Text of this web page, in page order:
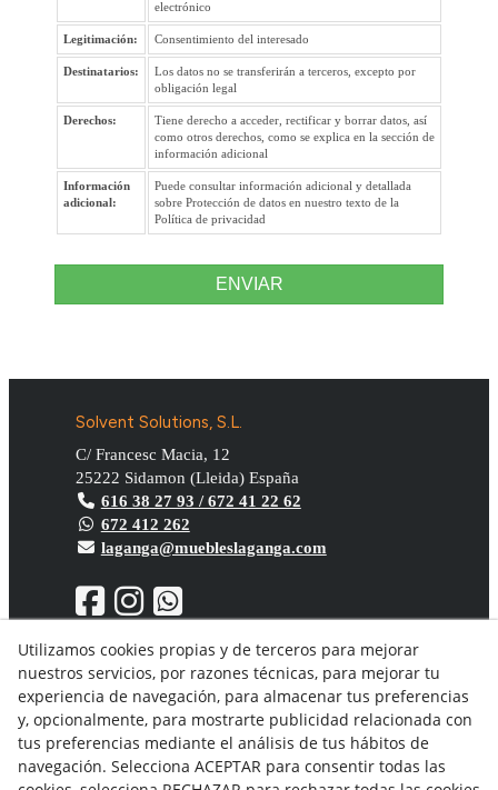
electrónico
Legitimación: Consentimiento del interesado
Destinatarios:
Los datos no se transferirán a terceros, excepto por
obligación legal
Derechos:
Tiene derecho a acceder, rectificar y borrar datos, así
como otros derechos, como se explica en la sección de
información adicional
Información
adicional:
Puede consultar información adicional y detallada
sobre Protección de datos en nuestro texto de la
Política de privacidad
ENVIAR
Solvent Solutions, S.L.
C/ Francesc Macia, 12
25222 Sidamon (Lleida) España
616 38 27 93 / 672 41 22 62
672 412 262
laganga@muebleslaganga.com
Aviso Legal
Política de privacidad
Política Cookies
Condiciones generales de compra
Derecho de desistimiento
Utilizamos cookies propias y de terceros para mejorar
nuestros servicios, por razones técnicas, para mejorar tu
experiencia de navegación, para almacenar tus preferencias
y, opcionalmente, para mostrarte publicidad relacionada con
tus preferencias mediante el análisis de tus hábitos de
navegación. Selecciona ACEPTAR para consentir todas las